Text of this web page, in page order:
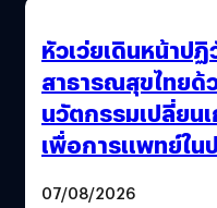
หัวเว่ยเดินหน้าป
สาธารณสุขไทยด้
นวัตกรรมเปลี่ยน
เพื่อการแพทย์ใน
07/08/2026